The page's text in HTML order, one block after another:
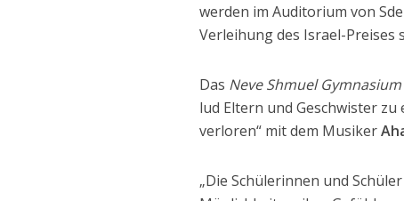
werden im Auditorium von
Verleihung des Israel-Preises
Das Neve Shmuel Gymnasium
lud Eltern und Geschwister
verloren“ mit dem Musiker
„Die Schülerinnen und